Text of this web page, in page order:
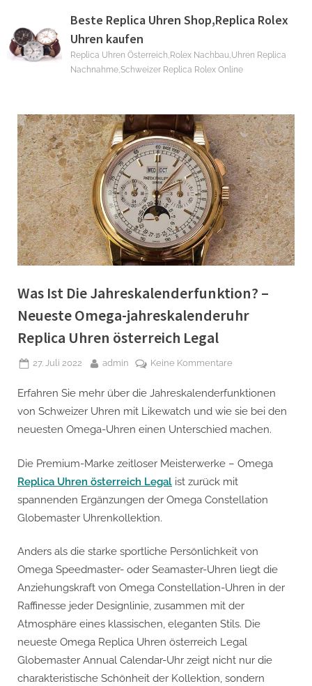
content
Beste Replica Uhren Shop,Replica Rolex
Uhren kaufen
Replica Uhren Österreich,Rolex Nachbau,Uhren Replica
Nachnahme,Schweizer Replica Rolex Online
Was Ist Die Jahreskalenderfunktion? –
Neueste Omega-jahreskalenderuhr
Replica Uhren österreich Legal
Posted
27. Juli 2022 By
admin Keine Kommentare
Ist
Die
Omega-
jahreskalenderuhr
Replica
Legal
Erfahren Sie mehr über die Jahreskalenderfunktionen
von Schweizer Uhren mit Likewatch und wie sie bei den
neuesten Omega-Uhren einen Unterschied machen.
Die Premium-Marke zeitloser Meisterwerke – Omega
Replica Uhren österreich Legal ist zurück mit
spannenden Ergänzungen der Omega Constellation
Globemaster Uhrenkollektion.
Anders als die starke sportliche Persönlichkeit von
Omega Speedmaster- oder Seamaster-Uhren liegt die
Anziehungskraft von Omega Constellation-Uhren in der
Raffinesse jeder Designlinie, zusammen mit der
Atmosphäre eines klassischen, eleganten Stils. Die
neueste Omega Replica Uhren österreich Legal
Globemaster Annual Calendar-Uhr zeigt nicht nur die
charakteristische Schönheit der Kollektion, sondern